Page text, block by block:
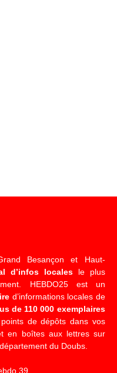
Besançon et Haut-
d’infos localesle plus
HEBDO25 est un
d’informations locales de
de 110 000 exemplaires
de dépôts dans vos
en boîtes aux lettres sur
du Doubs.
39